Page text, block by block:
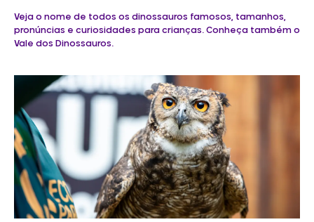
Veja o nome de todos os dinossauros famosos, tamanhos,
pronúncias e curiosidades para crianças. Conheça também o
Vale dos Dinossauros.